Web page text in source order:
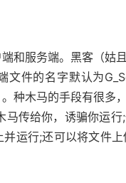
和服务端。黑客（姑
文件的名字默认为
。种木马的手段有很
马传给你，诱骗你运
运行;还可以将文件